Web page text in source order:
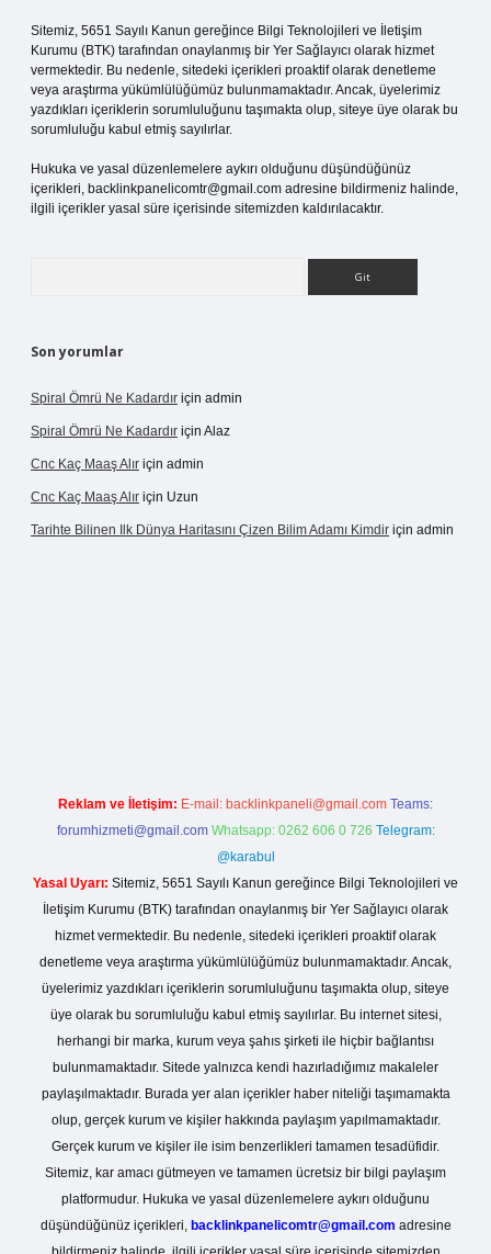
Sitemiz, 5651 Sayılı Kanun gereğince Bilgi Teknolojileri ve İletişim
Kurumu (BTK) tarafından onaylanmış bir Yer Sağlayıcı olarak hizmet
vermektedir. Bu nedenle, sitedeki içerikleri proaktif olarak denetleme
veya araştırma yükümlülüğümüz bulunmamaktadır. Ancak, üyelerimiz
yazdıkları içeriklerin sorumluluğunu taşımakta olup, siteye üye olarak bu
sorumluluğu kabul etmiş sayılırlar.
Hukuka ve yasal düzenlemelere aykırı olduğunu düşündüğünüz
içerikleri, backlinkpanelicomtr@gmail.com adresine bildirmeniz halinde,
ilgili içerikler yasal süre içerisinde sitemizden kaldırılacaktır.
Son yorumlar
Spiral Ömrü Ne Kadardır için admin
Spiral Ömrü Ne Kadardır için Alaz
Cnc Kaç Maaş Alır için admin
Cnc Kaç Maaş Alır için Uzun
Tarihte Bilinen Ilk Dünya Haritasını Çizen Bilim Adamı Kimdir için admin
Reklam ve İletişim: E-mail: backlinkpaneli@gmail.com Teams:
forumhizmeti@gmail.com Whatsapp: 0262 606 0 726 Telegram:
@karabul
Yasal Uyarı: Sitemiz, 5651 Sayılı Kanun gereğince Bilgi Teknolojileri ve
İletişim Kurumu (BTK) tarafından onaylanmış bir Yer Sağlayıcı olarak
hizmet vermektedir. Bu nedenle, sitedeki içerikleri proaktif olarak
denetleme veya araştırma yükümlülüğümüz bulunmamaktadır. Ancak,
üyelerimiz yazdıkları içeriklerin sorumluluğunu taşımakta olup, siteye
üye olarak bu sorumluluğu kabul etmiş sayılırlar. Bu internet sitesi,
herhangi bir marka, kurum veya şahıs şirketi ile hiçbir bağlantısı
bulunmamaktadır. Sitede yalnızca kendi hazırladığımız makaleler
paylaşılmaktadır. Burada yer alan içerikler haber niteliği taşımamakta
olup, gerçek kurum ve kişiler hakkında paylaşım yapılmamaktadır.
Gerçek kurum ve kişiler ile isim benzerlikleri tamamen tesadüfidir.
Sitemiz, kar amacı gütmeyen ve tamamen ücretsiz bir bilgi paylaşım
platformudur. Hukuka ve yasal düzenlemelere aykırı olduğunu
düşündüğünüz içerikleri, backlinkpanelicomtr@gmail.com adresine